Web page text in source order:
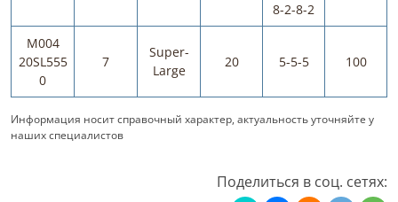
8-2-8-2
M004
20SL555
0
7
Super-
Large
20 5-5-5 100
Информация носит справочный характер, актуальность уточняйте у
наших специалистов
Поделиться в соц. сетях: